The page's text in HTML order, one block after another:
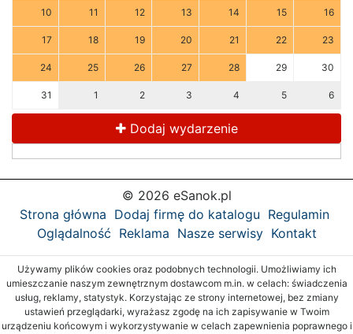
10 11 12 13 14 15 16
17 18 19 20 21 22 23
24 25 26 27 28 29 30
31 1 2 3 4 5 6
Dodaj wydarzenie
© 2026 eSanok.pl
Strona główna Dodaj firmę do katalogu Regulamin
Oglądalność Reklama Nasze serwisy Kontakt
Używamy plików cookies oraz podobnych technologii. Umożliwiamy ich
umieszczanie naszym zewnętrznym dostawcom m.in. w celach: świadczenia
usług, reklamy, statystyk. Korzystając ze strony internetowej, bez zmiany
ustawień przeglądarki, wyrażasz zgodę na ich zapisywanie w Twoim
urządzeniu końcowym i wykorzystywanie w celach zapewnienia poprawnego i